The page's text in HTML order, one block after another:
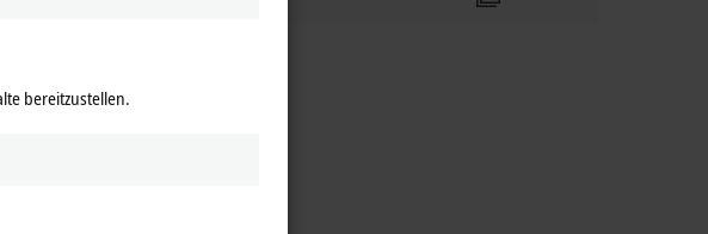
bereitzustellen.